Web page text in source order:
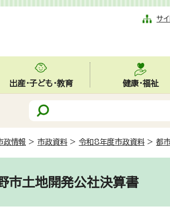
サ
出産・子ども・教育 健康・福祉
政情報 > 市政資料 > 令和8年度市政資料 > 都
市土地開発公社決算書